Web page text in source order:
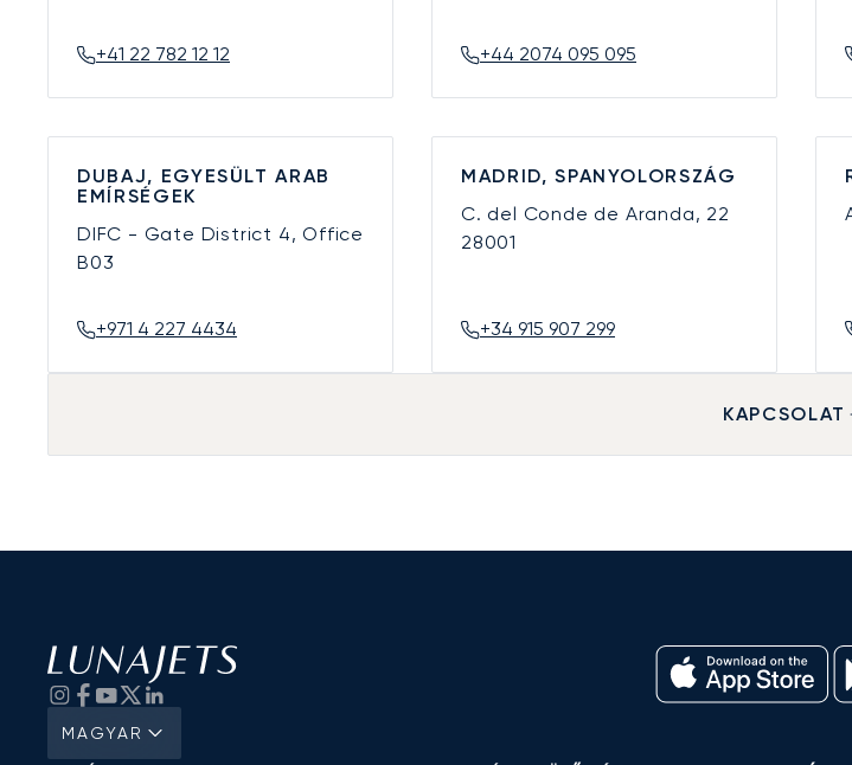
+41 22 782 12 12 +44 2074 095 095
DUBAJ, EGYESÜLT ARAB
EMÍRSÉGEK
DIFC - Gate District 4, Office
B03
+971 4 227 4434
MADRID, SPANYOLORSZÁG
C. del Conde de Aranda, 22
28001
+34 915 907 299
KAPCSOLAT
MAGYAR